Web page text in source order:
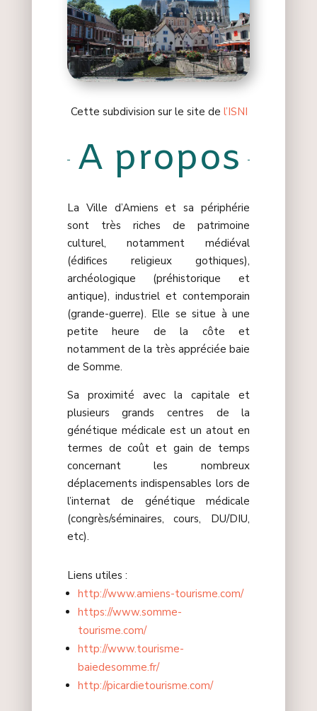
Cette subdivision sur le site de l’ISNI
A propos
La Ville d’Amiens et sa périphérie
sont très riches de patrimoine
culturel, notamment médiéval
(édifices religieux gothiques),
archéologique (préhistorique et
antique), industriel et contemporain
(grande-guerre). Elle se situe à une
petite heure de la côte et
notamment de la très appréciée baie
de Somme.
Sa proximité avec la capitale et
plusieurs grands centres de la
génétique médicale est un atout en
termes de coût et gain de temps
concernant les nombreux
déplacements indispensables lors de
l’internat de génétique médicale
(congrès/séminaires, cours, DU/DIU,
etc).
Liens utiles :
http://www.amiens-tourisme.com/
https://www.somme-
tourisme.com/
http://www.tourisme-
baiedesomme.fr/
http://picardietourisme.com/